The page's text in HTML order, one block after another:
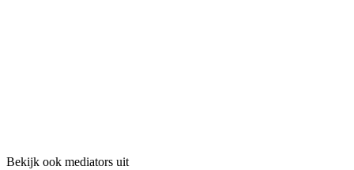
Bekijk ook mediators uit